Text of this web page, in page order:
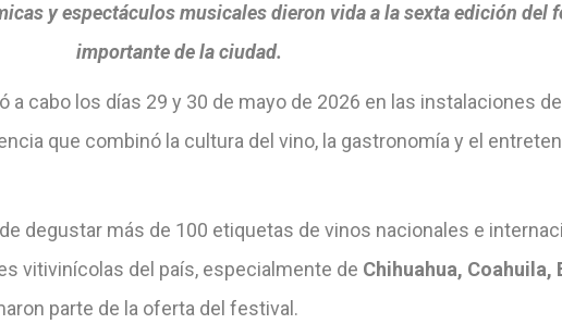
y espectáculos musicales dieron vida a la sexta edición del
importante de la ciudad.
a cabo los días 29 y 30 de mayo de 2026 en las instalaciones
que combinó la cultura del vino, la gastronomía y el
degustar más de 100 etiquetas de vinos nacionales e
vitivinícolas del país, especialmente de Chihuahua,
parte de la oferta del festival.